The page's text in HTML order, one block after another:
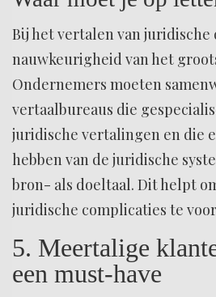
Bij het vertalen van juridische
nauwkeurigheid van het
Ondernemers moeten
vertaalbureaus die
juridische vertalingen en die
hebben van de juridische
bron- als doeltaal. Dit helpt
juridische complicaties te
5. Meertalige
een must-have